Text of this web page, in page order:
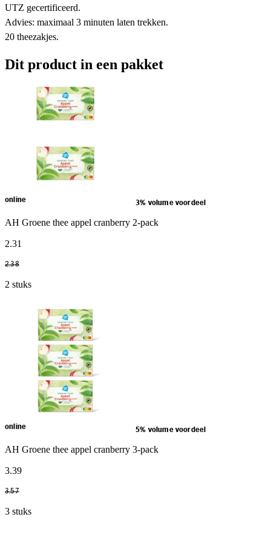
UTZ gecertificeerd.
Advies: maximaal 3 minuten laten trekken.
20 theezakjes.
Dit product in een pakket
online 3% volume voordeel
AH Groene thee appel cranberry 2-pack
2.31
2.38
2 stuks
online 5% volume voordeel
AH Groene thee appel cranberry 3-pack
3.39
3.57
3 stuks